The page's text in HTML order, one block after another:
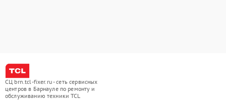
СЦ brn.tcl-fixer.ru - сеть сервисных
центров в Барнауле по ремонту и
обслуживанию техники TCL